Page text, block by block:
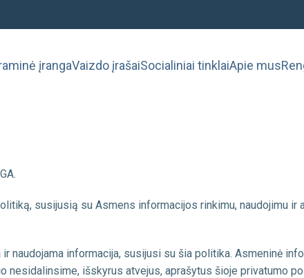
įrangaVaizdo įrašaiSocialiniai tinklaiApie mus
susijusią su Asmens informacijos rinkimu, naudojimu ir
informacija, susijusi su šia politika. Asmeninė
išskyrus atvejus, aprašytus šioje privatumo